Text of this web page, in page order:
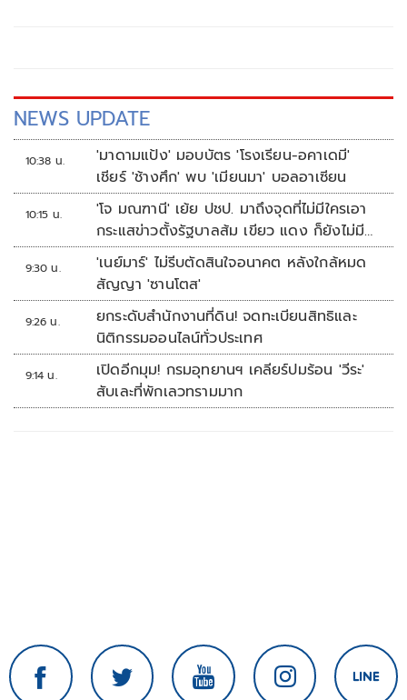
NEWS UPDATE
10:38 น.
'มาดามแป้ง' มอบบัตร 'โรงเรียน-อคาเดมี'
เชียร์ 'ช้างศึก' พบ 'เมียนมา' บอลอาเซียน
10:15 น.
'โจ มณฑานี' เย้ย ปชป. มาถึงจุดที่ไม่มีใครเอา
กระแสข่าวตั้งรัฐบาลส้ม เขียว แดง ก็ยังไม่มีฟ้า
เลย
9:30 น.
'เนย์มาร์' ไม่รีบตัดสินใจอนาคต หลังใกล้หมด
สัญญา 'ซานโตส'
9:26 น.
ยกระดับสำนักงานที่ดิน! จดทะเบียนสิทธิและ
นิติกรรมออนไลน์ทั่วประเทศ
9:14 น.
เปิดอีกมุม! กรมอุทยานฯ เคลียร์ปมร้อน 'วีระ'
สับเละที่พักเลวทรามมาก